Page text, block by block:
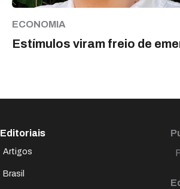
ECONOMIA
Estímulos viram freio de
Editoriais
Artigos
Brasil